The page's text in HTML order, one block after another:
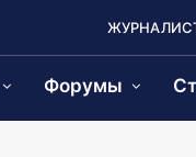
Форумы